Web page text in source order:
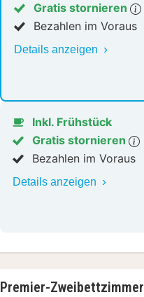
Gratis stornieren
Bezahlen im Voraus
Details anzeigen
Inkl. Frühstück
Gratis stornieren
Bezahlen im Voraus
Details anzeigen
Premier-Zweibettzimmer